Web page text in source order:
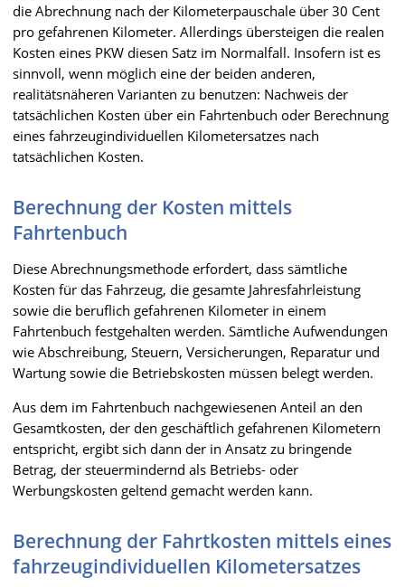
die Abrechnung nach der Kilometerpauschale über 30 Cent
pro gefahrenen Kilometer. Allerdings übersteigen die realen
Kosten eines PKW diesen Satz im Normalfall. Insofern ist es
sinnvoll, wenn möglich eine der beiden anderen,
realitätsnäheren Varianten zu benutzen: Nachweis der
tatsächlichen Kosten über ein Fahrtenbuch oder Berechnung
eines fahrzeugindividuellen Kilometersatzes nach
tatsächlichen Kosten.
Berechnung der Kosten mittels
Fahrtenbuch
Diese Abrechnungsmethode erfordert, dass sämtliche
Kosten für das Fahrzeug, die gesamte Jahresfahrleistung
sowie die beruflich gefahrenen Kilometer in einem
Fahrtenbuch festgehalten werden. Sämtliche Aufwendungen
wie Abschreibung, Steuern, Versicherungen, Reparatur und
Wartung sowie die Betriebskosten müssen belegt werden.
Aus dem im Fahrtenbuch nachgewiesenen Anteil an den
Gesamtkosten, der den geschäftlich gefahrenen Kilometern
entspricht, ergibt sich dann der in Ansatz zu bringende
Betrag, der steuermindernd als Betriebs- oder
Werbungskosten geltend gemacht werden kann.
Berechnung der Fahrtkosten mittels eines
fahrzeugindividuellen Kilometersatzes